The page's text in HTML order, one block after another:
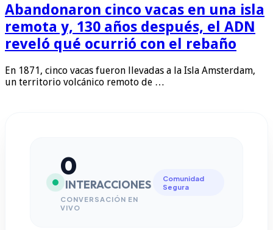
Abandonaron cinco vacas en una isla
remota y, 130 años después, el ADN
reveló qué ocurrió con el rebaño
En 1871, cinco vacas fueron llevadas a la Isla Amsterdam,
un territorio volcánico remoto de …
0
INTERACCIONES
CONVERSACIÓN EN
VIVO
Comunidad
Segura